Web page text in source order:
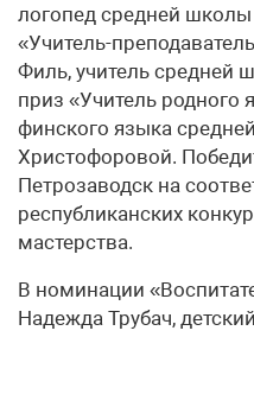
логопед средней
«Учитель-
Филь, учитель
приз «Учитель родного
финского языка
Христофоровой.
Петрозаводск на
республиканских
мастерства.
В номинации
Надежда Трубач,